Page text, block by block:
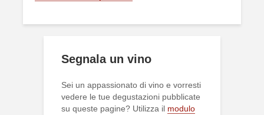
Segnala un vino
Sei un appassionato di vino e vorresti
vedere le tue degustazioni pubblicate
su queste pagine? Utilizza il modulo